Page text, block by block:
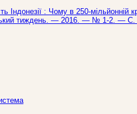
Індонезії : Чому в 250-мільйонній
тиждень. — 2016. — № 1-2. — С.